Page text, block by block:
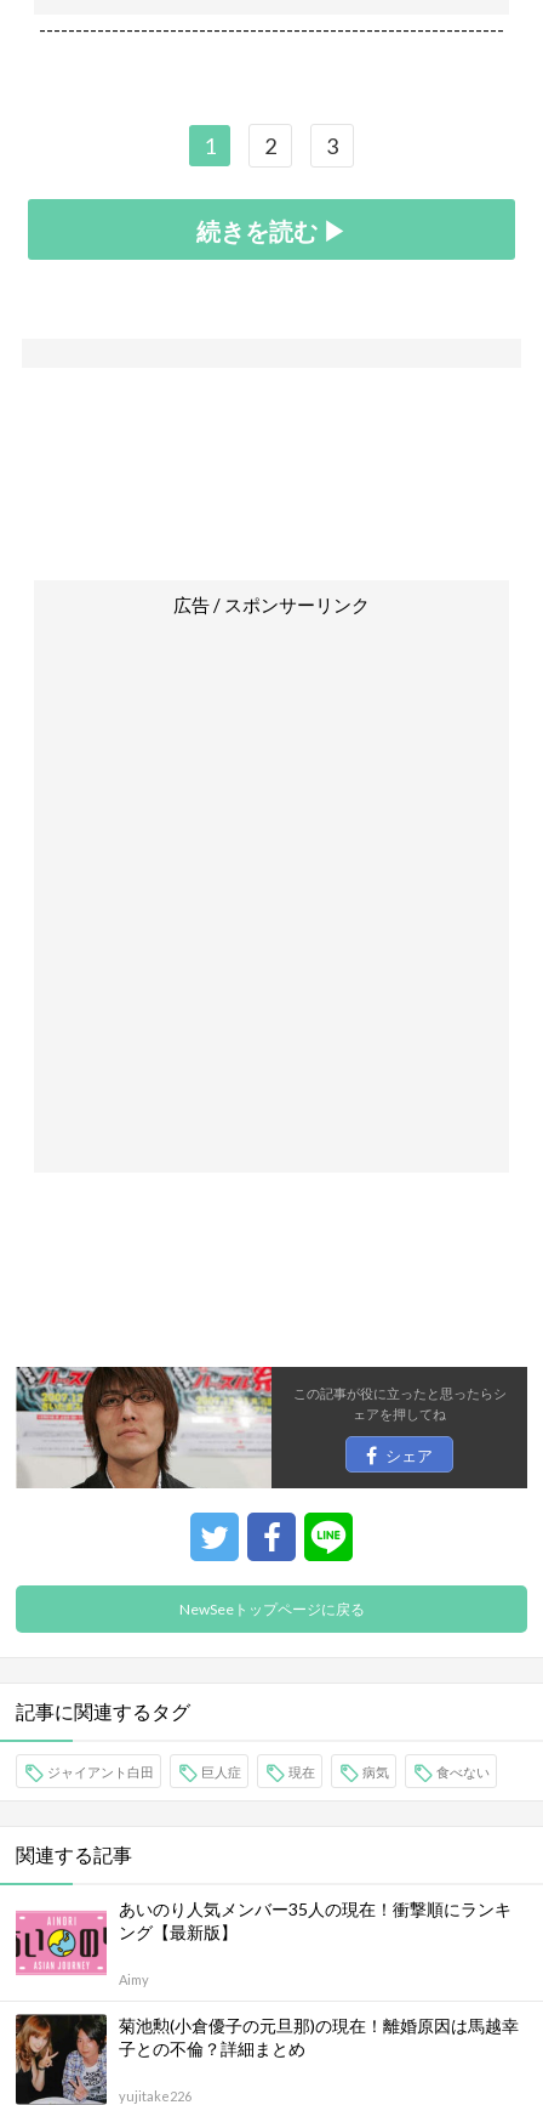
----------------------------------------------------------------
1 2 3
続きを読む ▶
広告 / スポンサーリンク
この記事が役に立ったと思ったらシ
ェアを押してね
シェア
NewSeeトップページに戻る
記事に関連するタグ
ジャイアント白田 巨人症 現在 病気 食べない
関連する記事
あいのり人気メンバー35人の現在！衝撃順にランキ
ング【最新版】
Aimy
菊池勲(小倉優子の元旦那)の現在！離婚原因は馬越幸
子との不倫？詳細まとめ
yujitake226